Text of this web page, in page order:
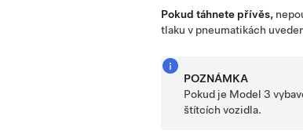
Pokud táhnete přívěs,
tlaku v pneumatikách
POZNÁMKA
Pokud je Model 3
štítcích vozidla.